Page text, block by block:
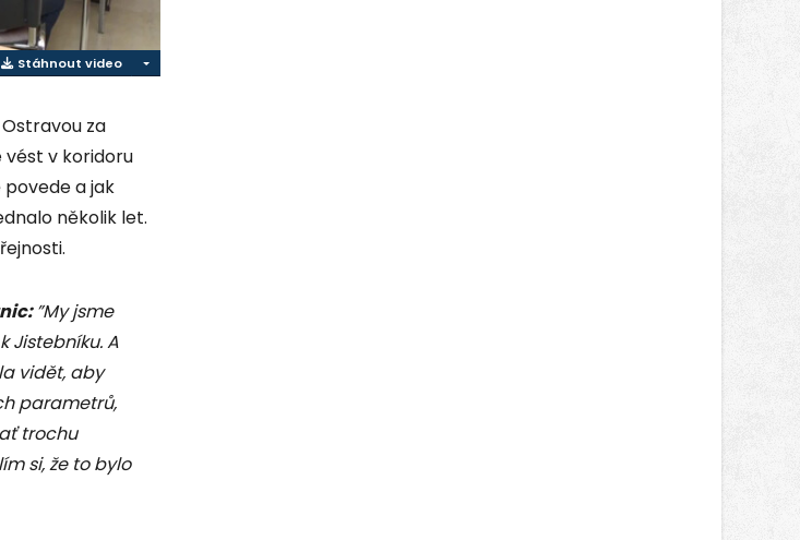
Stáhnout video
za
vést v koridoru
povede a jak
několik let.
”My jsme
Jistebníku. A
vidět, aby
parametrů,
trochu
si, že to bylo